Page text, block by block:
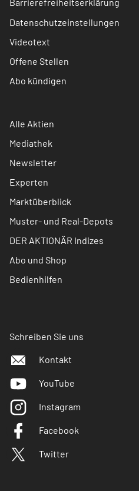
Datenschutzeinstellungen
Videotext
Offene Stellen
Abo kündigen
Alle Aktien
Mediathek
Newsletter
Experten
Marktüberblick
Muster- und Real-Depots
DER AKTIONÄR Indizes
Abo und Shop
Bedienhilfen
Schreiben Sie uns
Kontakt
YouTube
Instagram
Facebook
Twitter